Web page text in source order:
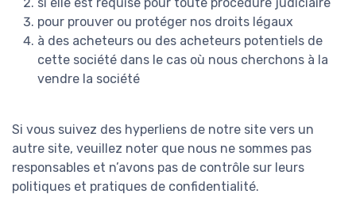
pour prouver ou protéger nos droits légaux
à des acheteurs ou des acheteurs potentiels de
cette société dans le cas où nous cherchons à la
vendre la société
Si vous suivez des hyperliens de notre site vers un
autre site, veuillez noter que nous ne sommes pas
responsables et n’avons pas de contrôle sur leurs
politiques et pratiques de confidentialité.